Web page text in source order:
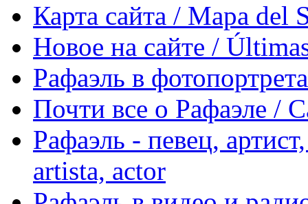
Карта сайта / Mapa del
Новое на сайте /
Рафаэль в
Почти все о Рафаэле /
Рафаэль - певец,
artista, actor